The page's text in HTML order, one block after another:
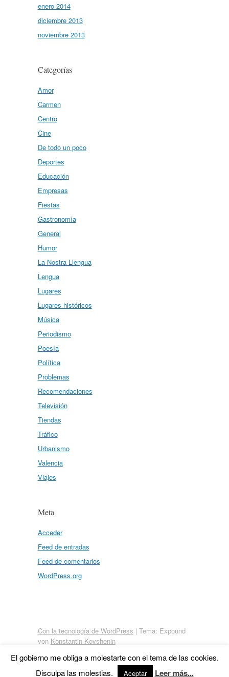
enero 2014
diciembre 2013
noviembre 2013
Categorías
Amor
Carmen
Centro
Cine
De todo un poco
Deportes
Educación
Empresas
Fiestas
Gastronomía
General
Humor
La Nostra Llengua
Lengua
Lugares
Lugares históricos
Música
Periodismo
Poesía
Política
Problemas
Recomendaciones
Televisión
Tiendas
Tráfico
Urbanismo
Valencia
Viajes
Meta
Acceder
Feed de entradas
Feed de comentarios
WordPress.org
Con la tecnología de WordPress | Tema: Expound
von Konstantin Kovshenin
El gobierno me obliga a molestarte con el tema de las cookies.
Disculpa las molestias.
Aceptar Leer más...